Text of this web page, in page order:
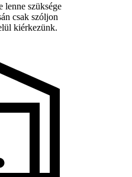
lenne szüksége
csak szóljon
kiérkezünk.